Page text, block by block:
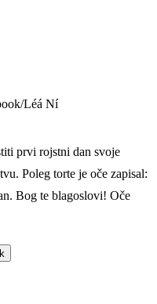
Léá Ní
prvi rojstni dan svoje
Poleg torte je oče zapisal:
Bog te blagoslovi! Oče